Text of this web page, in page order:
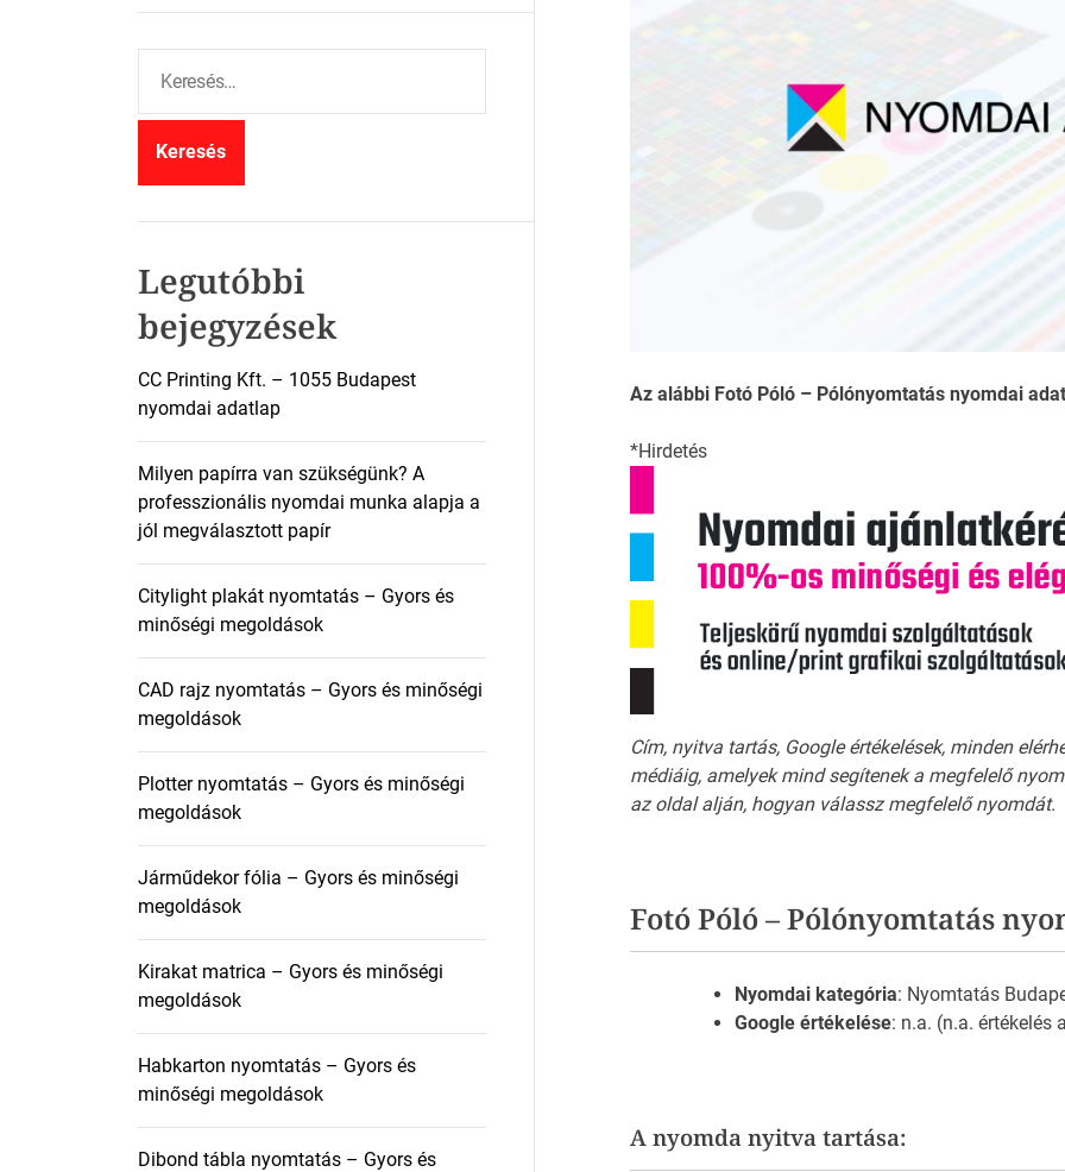
Az alábbi Fotó Póló – Pólónyomtatás nyomdai
*Hirdetés
Cím, nyitva tartás, Google értékelések, minden
médiáig, amelyek mind segítenek a megfelelő
az oldal alján, hogyan válassz megfelelő nyomdát.
Fotó Póló – Pólónyomtatás
Nyomdai kategória: Nyomtatás
Google értékelése: n.a. (n.a. értékelés
A nyomda nyitva tartása:
r
Legutóbbi
bejegyzések
CC Printing Kft. – 1055 Budapest
nyomdai adatlap
Milyen papírra van szükségünk? A
professzionális nyomdai munka alapja a
jól megválasztott papír
Citylight plakát nyomtatás – Gyors és
minőségi megoldások
CAD rajz nyomtatás – Gyors és minőségi
megoldások
Plotter nyomtatás – Gyors és minőségi
megoldások
Járműdekor fólia – Gyors és minőségi
megoldások
Kirakat matrica – Gyors és minőségi
megoldások
Habkarton nyomtatás – Gyors és
minőségi megoldások
Dibond tábla nyomtatás – Gyors és